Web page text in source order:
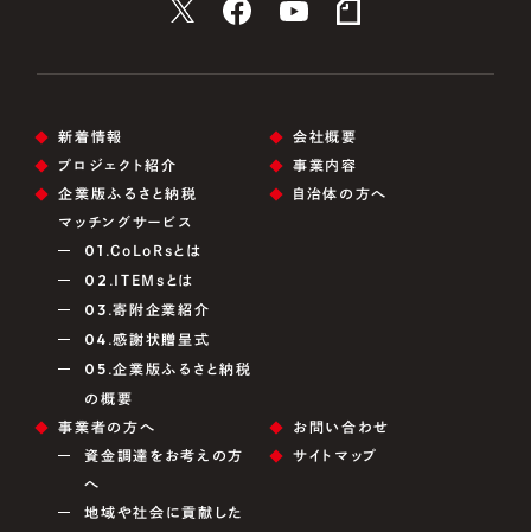
新着情報
会社概要
プロジェクト紹介
事業内容
企業版ふるさと納税
マッチングサービス
01.CoLoRsとは
02.ITEMsとは
03.寄附企業紹介
04.感謝状贈呈式
05.企業版ふるさと納税
の概要
自治体の方へ
事業者の方へ
資金調達をお考えの方
へ
地域や社会に貢献した
お問い合わせ
サイトマップ